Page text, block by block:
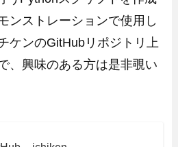
ンストレーションで使用し
ケンのGitHubリポジトリ上
、興味のある方は是非覗い